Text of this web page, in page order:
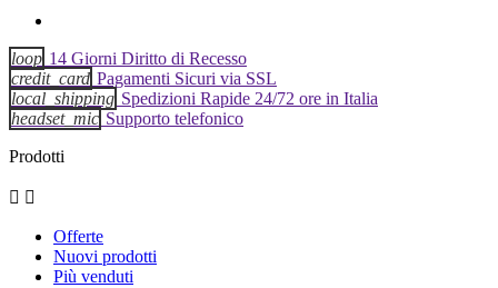
loop 14 Giorni Diritto di Recesso
credit_card Pagamenti Sicuri via SSL
local_shipping Spedizioni Rapide 24/72 ore in Italia
headset_mic Supporto telefonico
Prodotti
 
Offerte
Nuovi prodotti
Più venduti